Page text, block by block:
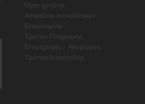
Όροι χρήσης
Ασφάλεια συναλλαγών
Επικοινωνία
Τρόποι Πληρωμής
Επιστροφές - Ακυρώσεις
Τρόποι Αποστολής